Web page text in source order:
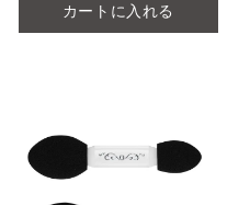
カートに入れる